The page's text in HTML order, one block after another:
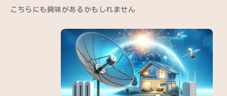
こちらにも興味があるかもしれません